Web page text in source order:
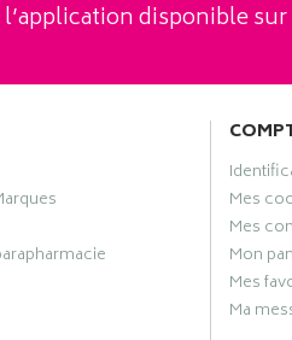
disponible sur
Mes
Mes
Mon
Mes
Ma